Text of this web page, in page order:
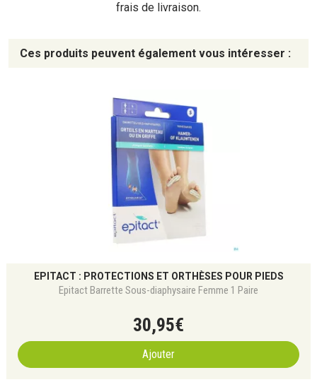
frais de livraison.
Ces produits peuvent également vous intéresser :
EPITACT : PROTECTIONS ET ORTHÈSES POUR PIEDS
Epitact Barrette Sous-diaphysaire Femme 1 Paire
30,95€
Ajouter